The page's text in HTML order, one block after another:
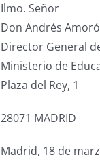
Ilmo. Señor
Don Andrés
Director General
Ministerio de
Plaza del Rey, 1
28071 MADRID
Madrid, 18 de